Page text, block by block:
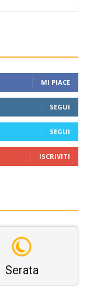
MI PIACE
SEGUI
SEGUI
ISCRIVITI
Serata